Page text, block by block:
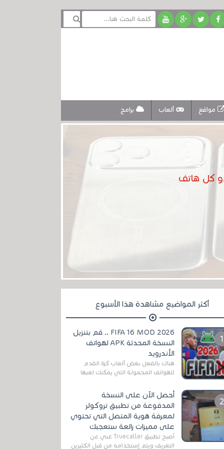
مواقع ألعاب برامج
أكثر المواضيع مشاهدة هذا الأسبوع
FIFA 16 MOD 2026 .. قم بتنزيل
النسخة المحدثة APK لهواتف
الأندرويد
هناك بالفعل بعض ألعاب كرة القدم
للهواتف المحمولة التي يمكنك لعبها
مثل EA Sports ...
أحصل الآن على النسخة
المدفوعة من تطبيق تروكولر
لمعرفة هوية المتصل التي تحتوي
على مميزات رائعة ستعجبك
أصبح تطبيق Truecaller غني عن
التعريف ويتم إستخدامه من قبل الكثيرين